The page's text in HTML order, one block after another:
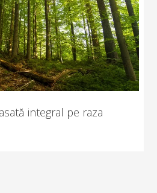
integral pe raza